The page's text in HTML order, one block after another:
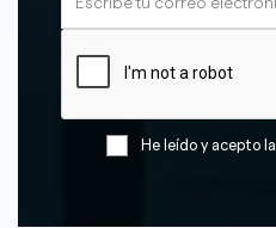
He leído y acepto la